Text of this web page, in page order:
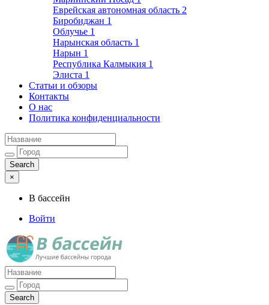
Еврейская автономная область 2
Биробиджан 1
Облучье 1
Нарынская область 1
Нарын 1
Республика Калмыкия 1
Элиста 1
Статьи и обзоры
Контакты
О нас
Политика конфиденциальности
×
В бассейн
Войти
Лучшие бассейны города